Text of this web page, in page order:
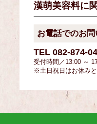
漢萌美容料に
お電話でのお
TEL082-874-
受付時間／13:00 ～
※土日祝日はお休み